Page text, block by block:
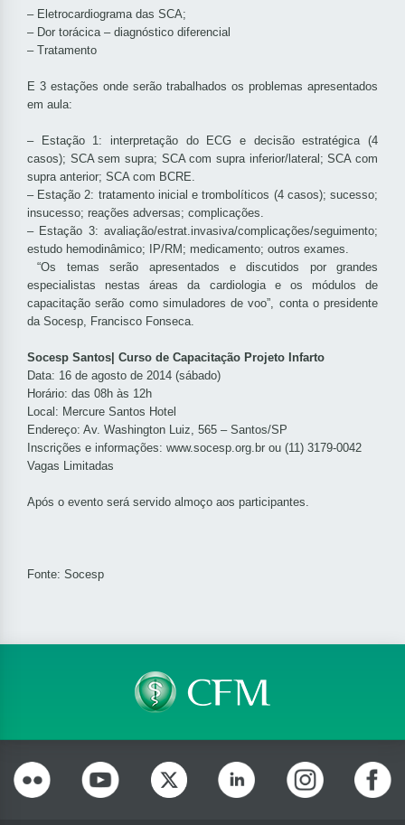
– Eletrocardiograma das SCA;
– Dor torácica – diagnóstico diferencial
– Tratamento
E 3 estações onde serão trabalhados os problemas apresentados
em aula:
– Estação 1: interpretação do ECG e decisão estratégica (4
casos); SCA sem supra; SCA com supra inferior/lateral; SCA com
supra anterior; SCA com BCRE.
– Estação 2: tratamento inicial e trombolíticos (4 casos); sucesso;
insucesso; reações adversas; complicações.
– Estação 3: avaliação/estrat.invasiva/complicações/seguimento;
estudo hemodinâmico; IP/RM; medicamento; outros exames.
“Os temas serão apresentados e discutidos por grandes
especialistas nestas áreas da cardiologia e os módulos de
capacitação serão como simuladores de voo”, conta o presidente
da Socesp, Francisco Fonseca.
Socesp Santos| Curso de Capacitação Projeto Infarto
Data: 16 de agosto de 2014 (sábado)
Horário: das 08h às 12h
Local: Mercure Santos Hotel
Endereço: Av. Washington Luiz, 565 – Santos/SP
Inscrições e informações: www.socesp.org.br ou (11) 3179-0042
Vagas Limitadas
Após o evento será servido almoço aos participantes.
Fonte: Socesp